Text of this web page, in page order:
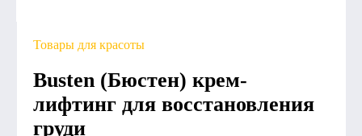
Товары для красоты
Busten (Бюстен) крем-
лифтинг для восстановления
груди